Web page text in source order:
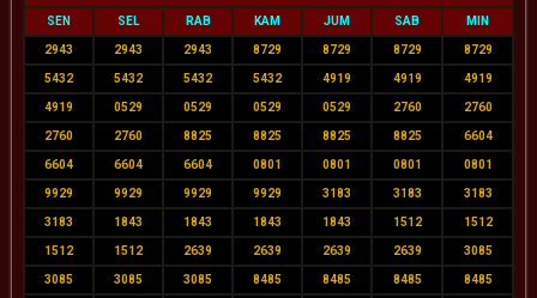
SEN SEL RAB KAM JUM SAB MIN
2943 2943 2943 8729 8729 8729 8729
5432 5432 5432 5432 4919 4919 4919
4919 0529 0529 0529 0529 2760 2760
2760 2760 8825 8825 8825 8825 6604
6604 6604 6604 0801 0801 0801 0801
9929 9929 9929 9929 3183 3183 3183
3183 1843 1843 1843 1843 1512 1512
1512 1512 2639 2639 2639 2639 3085
3085 3085 3085 8485 8485 8485 8485